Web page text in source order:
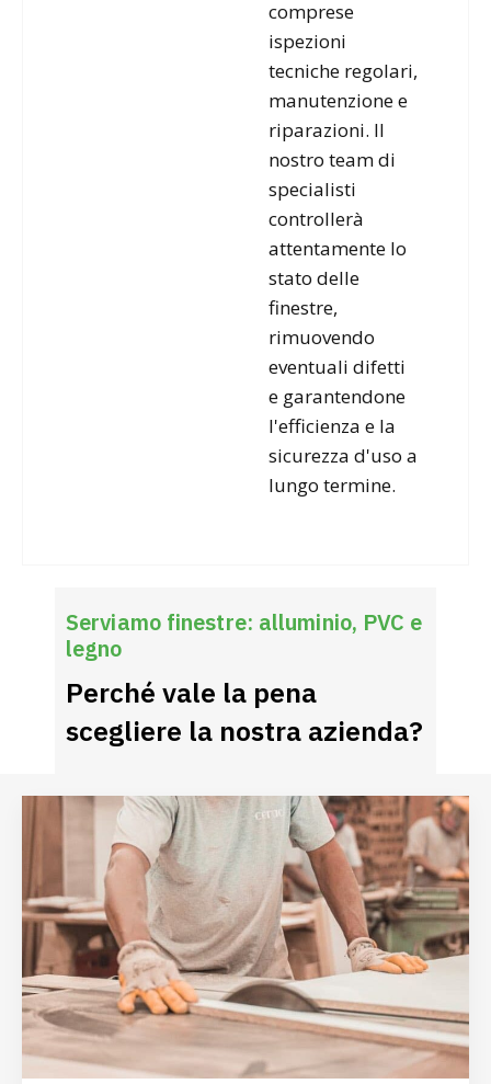
comprese
ispezioni
tecniche regolari,
manutenzione e
riparazioni. Il
nostro team di
specialisti
controllerà
attentamente lo
stato delle
finestre,
rimuovendo
eventuali difetti
e garantendone
l'efficienza e la
sicurezza d'uso a
lungo termine.
Serviamo finestre: alluminio, PVC e
legno
Perché vale la pena
scegliere la nostra azienda?